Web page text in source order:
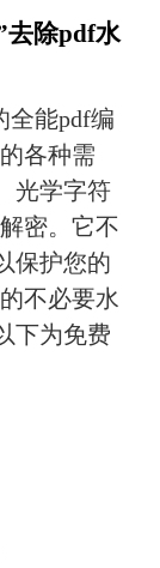
去除pdf水
全能pdf编
各种需
光学字符
密。它不
保护您的
不必要水
下为免费